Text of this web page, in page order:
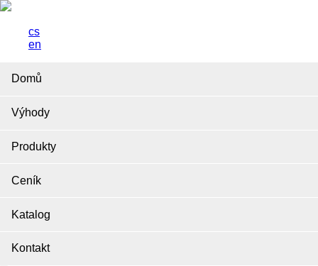
cs
en
Domů
Výhody
Produkty
Ceník
Katalog
Kontakt